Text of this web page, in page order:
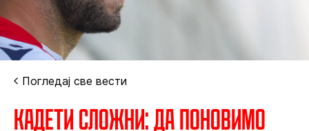
Погледај све вести
Кадети сложни: Да поновимо